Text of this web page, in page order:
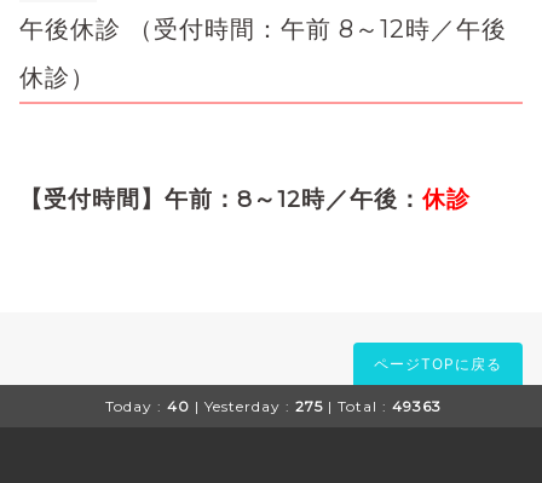
午後休診 （受付時間：午前 8～12時／午後
休診）
【受付時間】午前：8～12時／午後： 休診
ページTOPに戻る
Today : 40 | Yesterday : 275 | Total : 49363